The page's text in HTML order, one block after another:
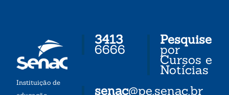
Instituição de
3413
6666
senac@pe.senac.br
Pesquise
por
Cursos e
Notícias